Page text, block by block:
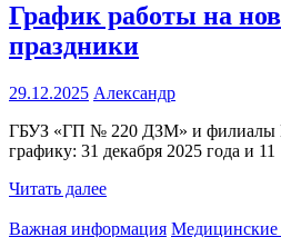
График работы на
праздники
29.12.2025 Александр
ГБУЗ «ГП № 220 ДЗМ» и
графику: 31 декабря 2025 года и 11
Читать далее
Важная информация